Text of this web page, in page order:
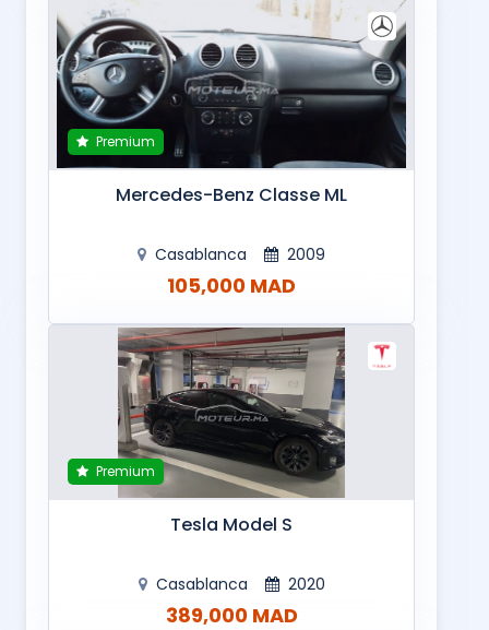
Premium
Mercedes-Benz Classe ML
Casablanca 2009
105,000 MAD
Premium
Tesla Model S
Casablanca 2020
389,000 MAD